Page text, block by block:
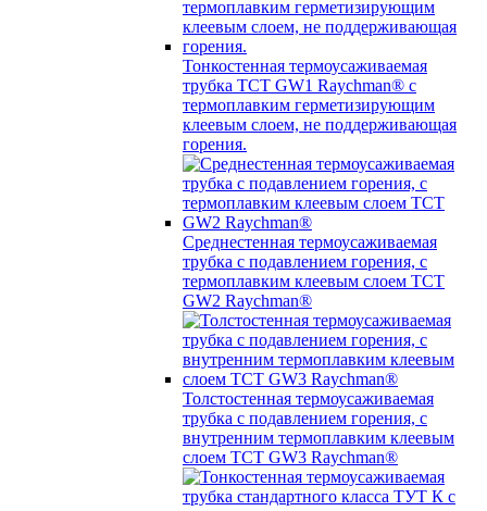
Тонкостенная термоусаживаемая
трубка TCT GW1 Raychman® с
термоплавким герметизирующим
клеевым слоем, не поддерживающая
горения.
Среднестенная термоусаживаемая
трубка c подавлением горения, с
термоплавким клеевым слоем TCT
GW2 Raychman®
Толстостенная термоусаживаемая
трубка c подавлением горения, с
внутренним термоплавким клеевым
слоем TCT GW3 Raychman®